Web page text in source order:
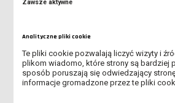
WEŹ UDZIAŁ W KONKURSIE I WYSTARTUJ
TRWA II NABÓR NA STUDIA!
KOMUNIKAT DLA OSÓB PRZYJĘTYCH NA
ORYGINALNYCH DOKUMENTÓW
Zawsze aktywne
Analityczne pliki cookie
Te pliki cookie pozwalają liczyć wizyty i
plikom wiadomo, które strony są bardziej
sposób poruszają się odwiedzający
informacje gromadzone przez te pliki